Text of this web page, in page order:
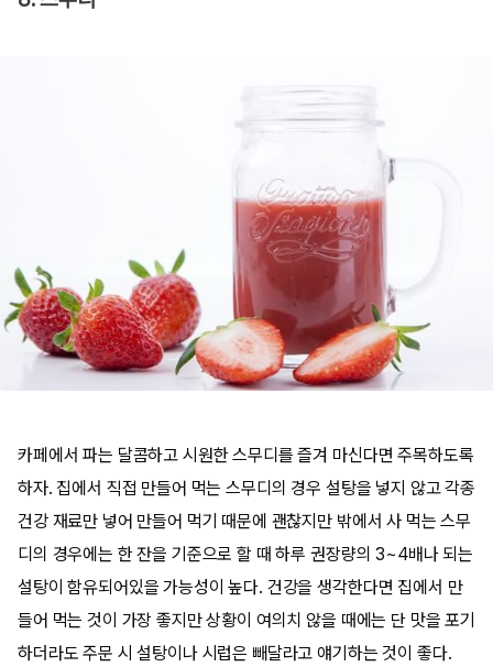
카페에서 파는 달콤하고 시원한 스무디를 즐겨 마신다면 주목하도록
하자. 집에서 직접 만들어 먹는 스무디의 경우 설탕을 넣지 않고 각종
건강 재료만 넣어 만들어 먹기 때문에 괜찮지만 밖에서 사 먹는 스무
디의 경우에는 한 잔을 기준으로 할 때 하루 권장량의 3~4배나 되는
설탕이 함유되어있을 가능성이 높다. 건강을 생각한다면 집에서 만
들어 먹는 것이 가장 좋지만 상황이 여의치 않을 때에는 단 맛을 포기
하더라도 주문 시 설탕이나 시럽은 빼달라고 얘기하는 것이 좋다.